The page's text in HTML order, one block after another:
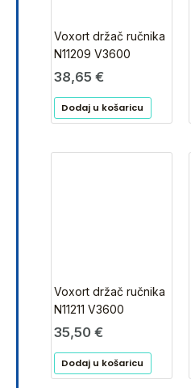
Voxort držač ručnika
N11209 V3600
38,65 €
Dodaj u košaricu
Voxort držač ručnika
N11211 V3600
35,50 €
Dodaj u košaricu